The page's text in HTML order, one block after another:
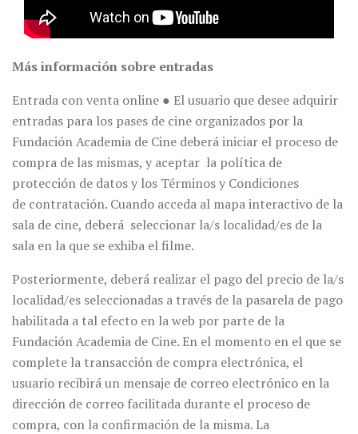
Más información sobre entradas
Entrada con venta online ● El usuario que desee adquirir
entradas para los pases de cine organizados por la
Fundación Academia de Cine deberá iniciar el proceso de
compra de las mismas, y aceptar la política de
protección de datos y los Términos y Condiciones
de contratación. Cuando acceda al mapa interactivo de la
sala de cine, deberá seleccionar la/s localidad/es de la
sala en la que se exhiba el filme.
Posteriormente, deberá realizar el pago del precio de la/s
localidad/es seleccionadas a través de la pasarela de pago
habilitada a tal efecto en la web por parte de la
Fundación Academia de Cine. En el momento en el que se
complete la transacción de compra electrónica, el
usuario recibirá un mensaje de correo electrónico en la
dirección de correo facilitada durante el proceso de
compra, con la confirmación de la misma. La